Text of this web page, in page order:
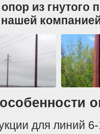
из
для линий 6-